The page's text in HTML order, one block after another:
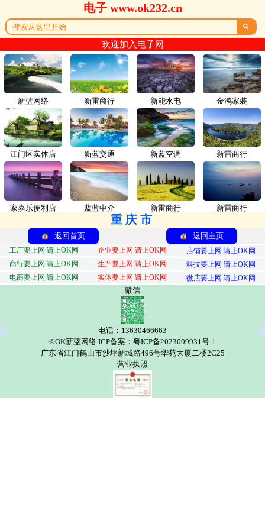
电子 www.ok232.cn

欢迎加入电子网
新蓝网络 新雷商行
江门区实体店 新蓝交通
家嘉乐便利店 蓝蓝中介
新能水电 金鸿家装
新蓝空调 新雷商行
新雷商行 新雷商行
重庆市
返回首页 返回主页
工厂要上网 请上OK网 企业要上网 请上OK网
店铺要上网 请上OK网
商行要上网 请上OK网
生产要上网 请上OK网
科技要上网 请上OK网
电商要上网 请上OK网
实体要上网 请上OK网 微店要上网 请上OK网
微信
电话：13630466663
©OK新蓝网络 ICP备案：粤ICP备2023009931号-1
广东省江门鹤山市沙坪新城路496号华苑大厦二楼2C25
营业执照